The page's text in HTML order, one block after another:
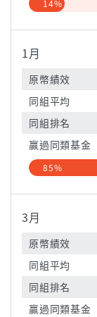
14%
1月
原幣績效
同組平均
同組排名
贏過同類基金
85%
3月
原幣績效
同組平均
同組排名
贏過同類基金